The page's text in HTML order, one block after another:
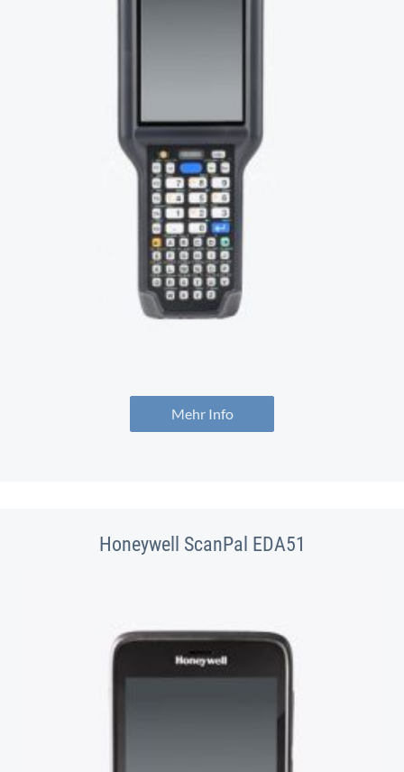
Mehr Info
Honeywell ScanPal EDA51